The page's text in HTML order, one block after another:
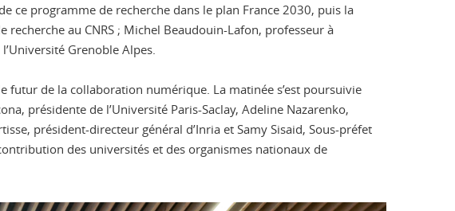
ce programme de recherche dans le plan France 2030, puis la
au CNRS ; Michel Beaudouin-Lafon, professeur à
Grenoble Alpes.
futur de la collaboration numérique. La matinée s’est poursuivie
présidente de l’Université Paris-Saclay, Adeline Nazarenko,
président-directeur général d’Inria et Samy Sisaid, Sous-préfet
des universités et des organismes nationaux de